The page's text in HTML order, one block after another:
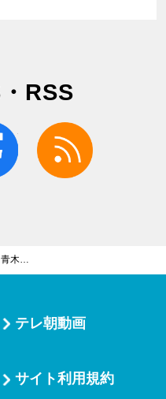
RSS
facebook
テレ朝動画
サイト利用規約